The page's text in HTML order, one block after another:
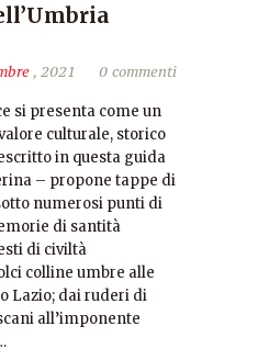
, 2021 0 commenti
si presenta come un
culturale, storico
in questa guida
– propone tappe di
numerosi punti di
di santità
di civiltà
colline umbre alle
Lazio; dai ruderi di
all’imponente